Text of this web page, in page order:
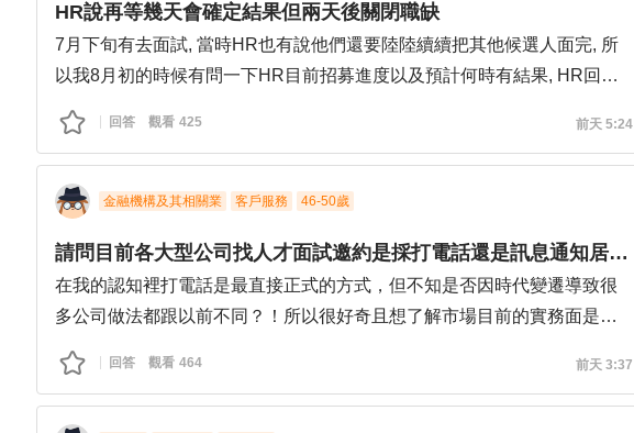
HR說再等幾天會確定結果但兩天後關閉職缺
7月下旬有去面試, 當時HR也有說他們還要陸陸續續把其他候選人面完, 所
以我8月初的時候有問一下HR目前招募進度以及預計何時有結果, HR回復
通常他們內部流程需要兩週才會有正式結果出來, 請我再耐心等候幾天, 但
兩天後就關閉職缺了, 請問這是否代表我已經被刷下來了?
回答 觀看 426 前天 5:24
金融機構及其相關業 客戶服務 46-50歲
請問目前各大型公司找人才面試邀約是採打電話還是訊息通知居多？
在我的認知裡打電話是最直接正式的方式，但不知是否因時代變遷導致很
多公司做法都跟以前不同？！所以很好奇且想了解市場目前的實務面是如
何？期待能有大規模公司的回覆喔，謝謝！
回答 觀看 465 前天 3:37